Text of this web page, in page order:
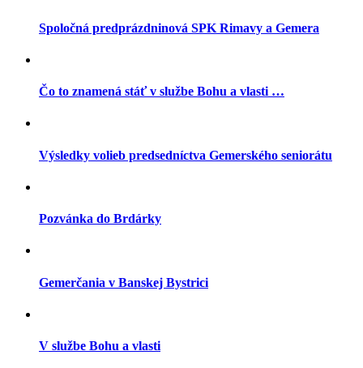
Spoločná predprázdninová SPK Rimavy a Gemera
Čo to znamená stáť v službe Bohu a vlasti …
Výsledky volieb predsedníctva Gemerského seniorátu
Pozvánka do Brdárky
Gemerčania v Banskej Bystrici
V službe Bohu a vlasti